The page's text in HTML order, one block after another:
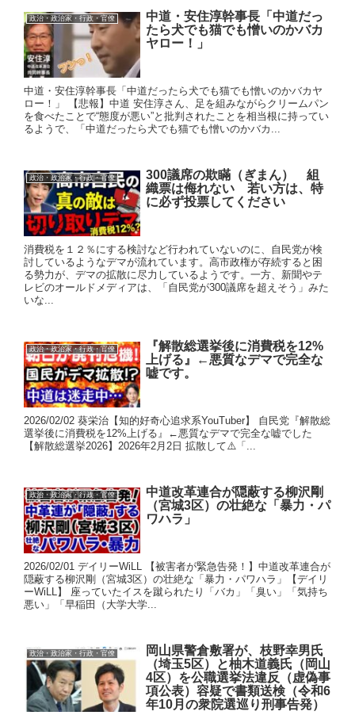
政治・政治家・行政・官僚
中道・安住淳幹事長「中道だっ
たら犬でも猫でも憎いのかバカ
ヤロー！」
中道・安住淳幹事長「中道だったら犬でも猫でも憎いのかバカヤ
ロー！」 【悲報】中道 安住淳さん、足を組みながらクリームパン
を食べたことで“態度が悪い”と批判されたことを相当根に持ってい
るようで、「中道だったら犬でも猫でも憎いのかバカ...
政治・政治家・行政・官僚
300議席の欺瞞（ぎまん） 組
織票は侮れない 若い方は、特
に必ず投票してください
消費税を１２％にする検討など行われていないのに、自民党が検
討しているようなデマが流れています。高市政権が存続すると困
る勢力が、デマの拡散に尽力しているようです。一方、新聞やテ
レビのオールドメディアは、「自民党が300議席を超えそう」みた
いな...
政治・政治家・行政・官僚
『解散総選挙後に消費税を12%
上げる』←悪質なデマで完全な
嘘です。
2026/02/02 葵栄治【知的好奇心追求系YouTuber】 自民党『解散総
選挙後に消費税を12%上げる』←悪質なデマで完全な嘘でした
【解散総選挙2026】2026年2月2日 拡散して⚠️「...
政治・政治家・行政・官僚
中道改革連合が隠蔽する柳沢剛
（宮城3区）の壮絶な「暴力・パ
ワハラ」
2026/02/01 デイリーWiLL 【被害者が緊急告発！】中道改革連合が
隠蔽する柳沢剛（宮城3区）の壮絶な「暴力・パワハラ」【デイリ
ーWiLL】 座っていたイスを蹴られたり「バカ」「臭い」「気持ち
悪い」「早稲田（大学大学...
政治・政治家・行政・官僚
岡山県警倉敷署が、枝野幸男氏
（埼玉5区）と柚木道義氏（岡山
4区）を公職選挙法違反（虚偽事
項公表）容疑で書類送検（令和6
年10月の衆院選巡り刑事告発）